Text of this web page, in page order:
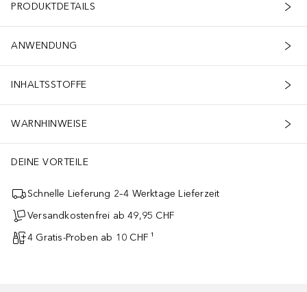
PRODUKTDETAILS
ANWENDUNG
INHALTSSTOFFE
WARNHINWEISE
DEINE VORTEILE
Schnelle Lieferung 2–4 Werktage Lieferzeit
Versandkostenfrei ab 49,95 CHF
4 Gratis-Proben ab 10 CHF ¹